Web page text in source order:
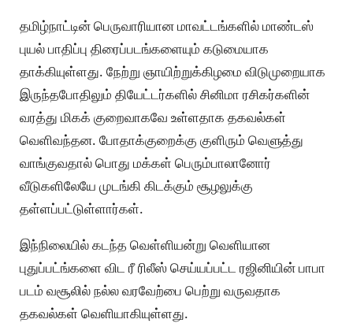
தமிழ்நாட்டின் பெருவாரியான மாவட்டங்களில் மாண்டஸ்
புயல் பாதிப்பு திரைப்படங்களையும் கடுமையாக
தாக்கியுள்ளது. நேற்று ஞாயிற்றுக்கிழமை விடுமுறையாக
இருந்தபோதிலும் தியேட்டர்களில் சினிமா ரசிகர்களின்
வரத்து மிகக் குறைவாகவே உள்ளதாக தகவல்கள்
வெளிவந்தன. போதாக்குறைக்கு குளிரும் வெளுத்து
வாங்குவதால் பொது மக்கள் பெரும்பாலானோர்
வீடுகளிலேயே முடங்கி கிடக்கும் சூழலுக்கு
தள்ளப்பட்டுள்ளார்கள்.
இந்நிலையில் கடந்த வெள்ளியன்று வெளியான
புதுப்பட்ங்களை விட ரீ ரிலீஸ் செய்யப்பட்ட ரஜினியின் பாபா
படம் வசூலில் நல்ல வரவேற்பை பெற்று வருவதாக
தகவல்கள் வெளியாகியுள்ளது.